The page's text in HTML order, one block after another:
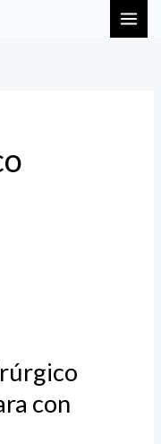
con